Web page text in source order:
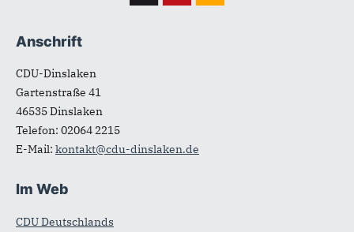
Anschrift
CDU-Dinslaken
Gartenstraße 41
46535Dinslaken
Telefon: 02064 2215
E-Mail: kontakt@cdu-dinslaken.de
Im Web
CDU Deutschlands